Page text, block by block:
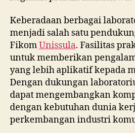
Keberadaan berbagai
menjadi salah satu
FikomUnissula. Fasilitas
untuk memberikan
yang lebih aplikatif kepada
Dengan dukungan
dapat mengembangkan
dengan kebutuhan dunia
perkembangan industri